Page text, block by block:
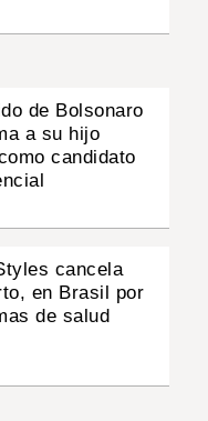
de Bolsonaro
a su hijo
candidato
cancela
en Brasil por
de salud